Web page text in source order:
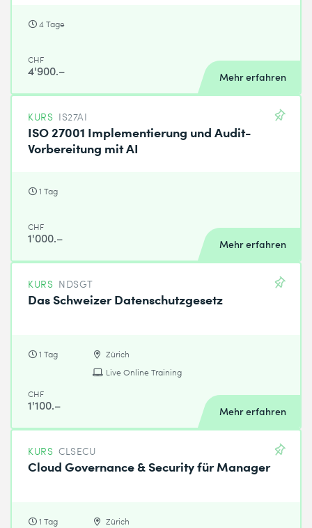
4 Tage
CHF
4'900.– Mehr erfahren
KURS IS27AI
ISO 27001 Implementierung und Audit-
Vorbereitung mit AI
1 Tag
CHF
1'000.– Mehr erfahren
KURS NDSGT
Das Schweizer Datenschutzgesetz
1 Tag
Zürich
Live Online Training
CHF
1'100.– Mehr erfahren
KURS CLSECU
Cloud Governance & Security für Manager
1 Tag
Zürich